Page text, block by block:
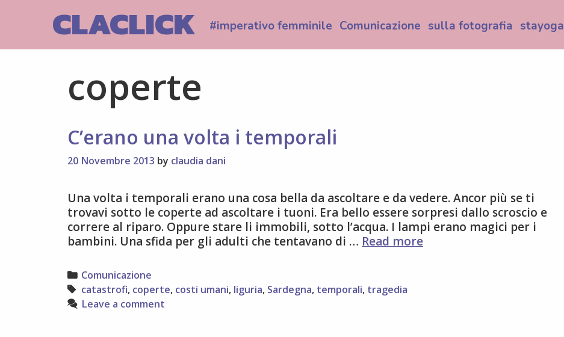
CLACLICK #imperativo femminile Comunicazione sulla fotografia stayoga
coperte
C’erano una volta i temporali
20 Novembre 2013 by claudia dani
Una volta i temporali erano una cosa bella da ascoltare e da vedere. Ancor più se ti
trovavi sotto le coperte ad ascoltare i tuoni. Era bello essere sorpresi dallo scroscio e
correre al riparo. Oppure stare li immobili, sotto l’acqua. I lampi erano magici per i
bambini. Una sfida per gli adulti che tentavano di … Read moreC’erano
Categories
Comunicazione
Tags
catastrofi, coperte, costi umani, liguria, Sardegna, temporali, tragedia
Leave a comment